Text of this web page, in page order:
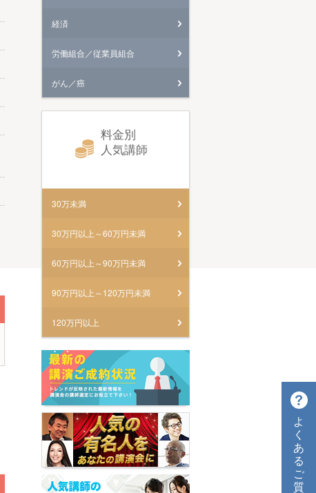
経済
労働組合／従業員組合
がん／癌
料金別
人気講師
30万未満
30万円以上～60万円未満
60万円以上～90万円未満
90万円以上～120万円未満
120万円以上
よ
く
あ
る
ご
質